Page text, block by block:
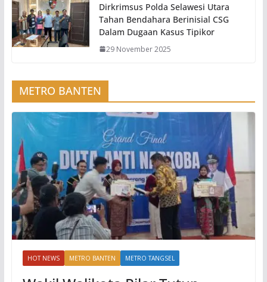
Dirkrimsus Polda Selawesi Utara
Tahan Bendahara Berinisial CSG
Dalam Dugaan Kasus Tipikor
29 November 2025
METRO BANTEN
HOT NEWS METRO BANTEN METRO TANGSEL